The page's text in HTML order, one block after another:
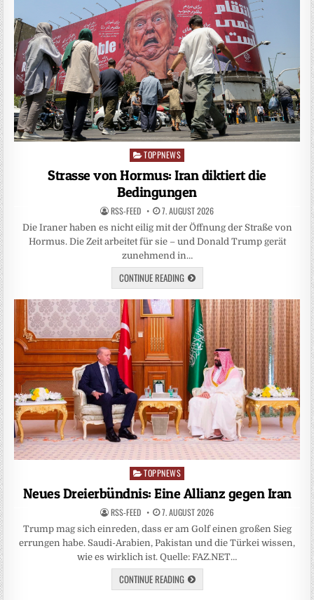
Posted
in
TOPPNEWS
Strasse von Hormus: Iran diktiert die
Bedingungen
RSS-FEED 7. AUGUST 2026
Die Iraner haben es nicht eilig mit der Öffnung der Straße von
Hormus. Die Zeit arbeitet für sie – und Donald Trump gerät
zunehmend in…
CONTINUE READING
Posted
in
TOPPNEWS
Neues Dreierbündnis: Eine Allianz gegen Iran
RSS-FEED 7. AUGUST 2026
Trump mag sich einreden, dass er am Golf einen großen Sieg
errungen habe. Saudi-Arabien, Pakistan und die Türkei wissen,
wie es wirklich ist. Quelle: FAZ.NET…
CONTINUE READING